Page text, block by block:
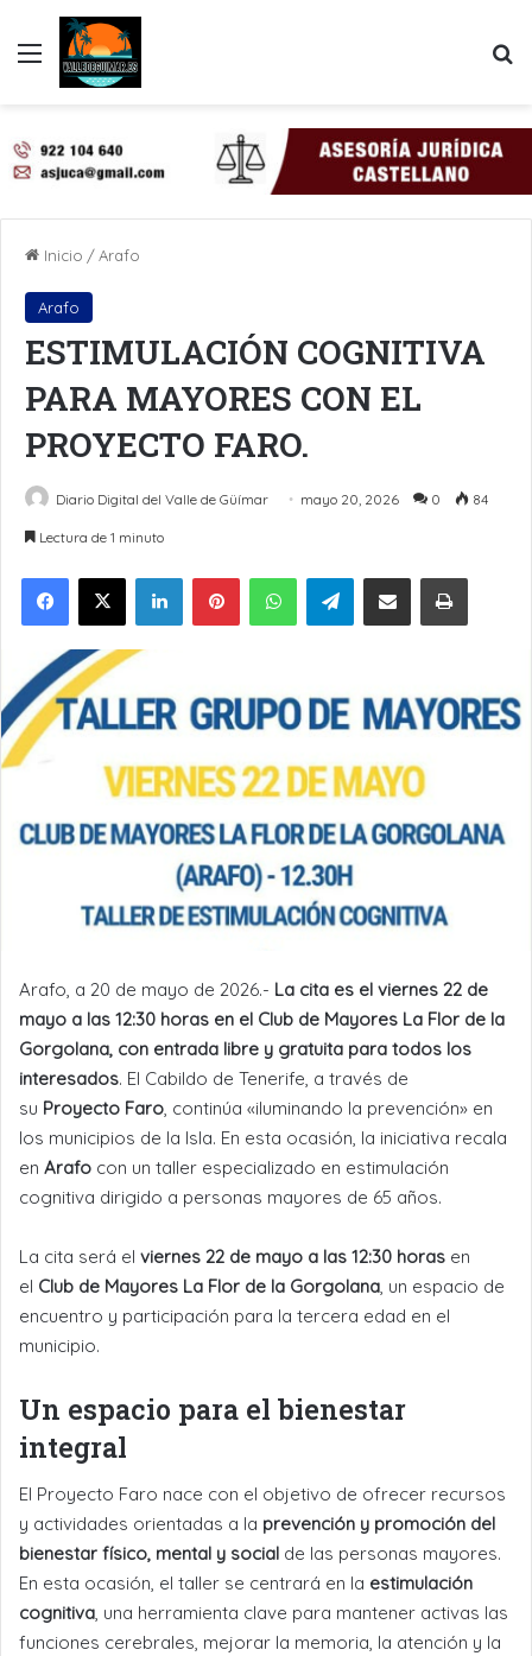
Menú
Inicio /Arafo
Arafo
ESTIMULACIÓN COGNITIVA
PARA MAYORES CON EL
PROYECTO FARO.
Diario Digital del Valle de Güímar mayo 20, 2026 0 84
Lectura de 1 minuto
LinkedInPinterestWhatsAppTelegramCompartir por Email Imprimir
Arafo, a 20 de mayo de 2026.- La cita es el viernes 22 de
mayo a las 12:30 horas en el Club de Mayores La Flor de la
Gorgolana, con entrada libre y gratuita para todos los
interesados. El Cabildo de Tenerife, a través de
su Proyecto Faro , continúa «iluminando la prevención» en
los municipios de la Isla. En esta ocasión, la iniciativa recala
en Arafo con un taller especializado en estimulación
cognitiva dirigido a personas mayores de 65 años.
La cita será el viernes 22 de mayo a las 12:30 horas en
el Club de Mayores La Flor de la Gorgolana , un espacio de
encuentro y participación para la tercera edad en el
municipio.
Un espacio para el bienestar
integral
El Proyecto Faro nace con el objetivo de ofrecer recursos
y actividades orientadas a la prevención y promoción del
bienestar físico, mental y social de las personas mayores.
En esta ocasión, el taller se centrará en la estimulación
cognitiva, una herramienta clave para mantener activas las
funciones cerebrales, mejorar la memoria, la atención y la